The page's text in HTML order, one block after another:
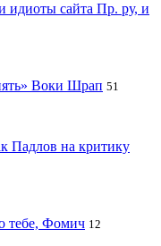
идиоты сайта Пр. ру, и
Воки Шрап 51
Падлов на критику
тебе, Фомич 12